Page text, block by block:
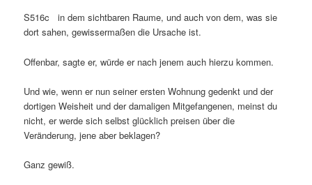
S516c in dem sichtbaren Raume, und auch von dem, was sie
dort sahen, gewissermaßen die Ursache ist.
Offenbar, sagte er, würde er nach jenem auch hierzu kommen.
Und wie, wenn er nun seiner ersten Wohnung gedenkt und der
dortigen Weisheit und der damaligen Mitgefangenen, meinst du
nicht, er werde sich selbst glücklich preisen über die
Veränderung, jene aber beklagen?
Ganz gewiß.